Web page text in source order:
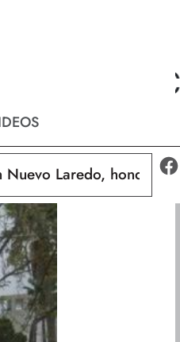
Laredo, hondureño